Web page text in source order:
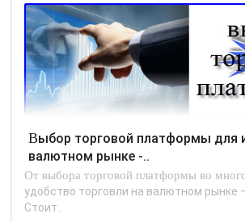
Выбор торговой платформы для игры на
валютном рынке -..
От выбора торговой платформы во
удобство торговли на валютном рынке
Стоит..